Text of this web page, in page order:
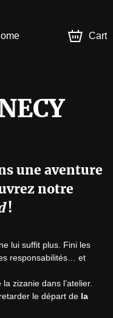
Cart
une aventure
notre
!
lui suffit plus. Fini les
responsabilités… et
la zizanie dans l’atelier.
le départ de la